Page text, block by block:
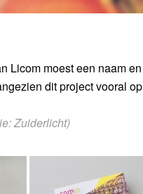
Licom moest een naam
dit project vooral
Zuiderlicht)